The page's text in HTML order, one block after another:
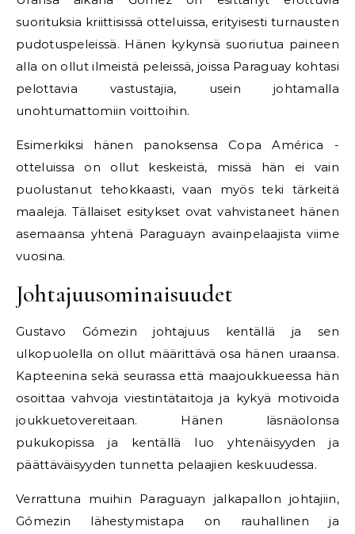
suorituksia kriittisissä otteluissa, erityisesti turnausten
pudotuspeleissä. Hänen kykynsä suoriutua paineen
alla on ollut ilmeistä peleissä, joissa Paraguay kohtasi
pelottavia vastustajia, usein johtamalla
unohtumattomiin voittoihin.
Esimerkiksi hänen panoksensa Copa América -
otteluissa on ollut keskeistä, missä hän ei vain
puolustanut tehokkaasti, vaan myös teki tärkeitä
maaleja. Tällaiset esitykset ovat vahvistaneet hänen
asemaansa yhtenä Paraguayn avainpelaajista viime
vuosina.
Johtajuusominaisuudet
Gustavo Gómezin johtajuus kentällä ja sen
ulkopuolella on ollut määrittävä osa hänen uraansa.
Kapteenina sekä seurassa että maajoukkueessa hän
osoittaa vahvoja viestintätaitoja ja kykyä motivoida
joukkuetovereitaan. Hänen läsnäolonsa
pukukopissa ja kentällä luo yhtenäisyyden ja
päättäväisyyden tunnetta pelaajien keskuudessa.
Verrattuna muihin Paraguayn jalkapallon johtajiin,
Gómezin lähestymistapa on rauhallinen ja